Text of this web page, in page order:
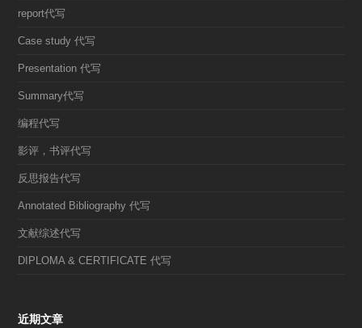
report代写
Case study 代写
Presentation 代写
Summary代写
编程代写
影评，书评代写
反思报告代写
Annotated Bibliography 代写
文献综述代写
DIPLOMA & CERTIFICATE 代写
近期文章